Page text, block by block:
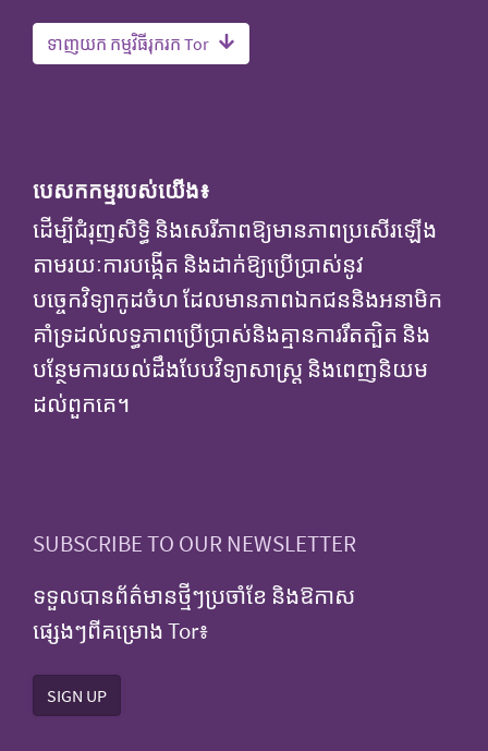
ទាញយក កម្មវិធីរុករក Tor
បេសកកម្មរបស់យើង៖
ដើម្បីជំរុញសិទ្ធិ និងសេរីភាពឱ្យមានភាពប្រសើរឡើង
តាមរយៈការបង្កើត និងដាក់ឱ្យប្រើប្រាស់នូវ
បច្ចេកវិទ្យាកូដចំហ ដែលមានភាពឯកជននិងអនាមិក
គាំទ្រដល់លទ្ធភាពប្រើប្រាស់និងគ្មានការរឹតត្បិត និង
បន្ថែមការយល់ដឹងបែបវិទ្យាសាស្ត្រ និងពេញនិយម
ដល់ពួកគេ។
SUBSCRIBE TO OUR NEWSLETTER
ទទួលបានព័ត៌មានថ្មីៗប្រចាំខែ និងឱកាស
ផ្សេងៗពីគម្រោង Tor៖
SIGN UP